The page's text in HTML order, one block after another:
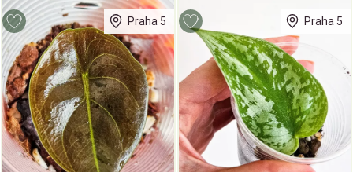
Praha 5 Praha 5